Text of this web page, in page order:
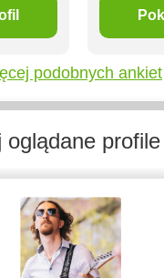
podobnych ankiet
oglądane profile